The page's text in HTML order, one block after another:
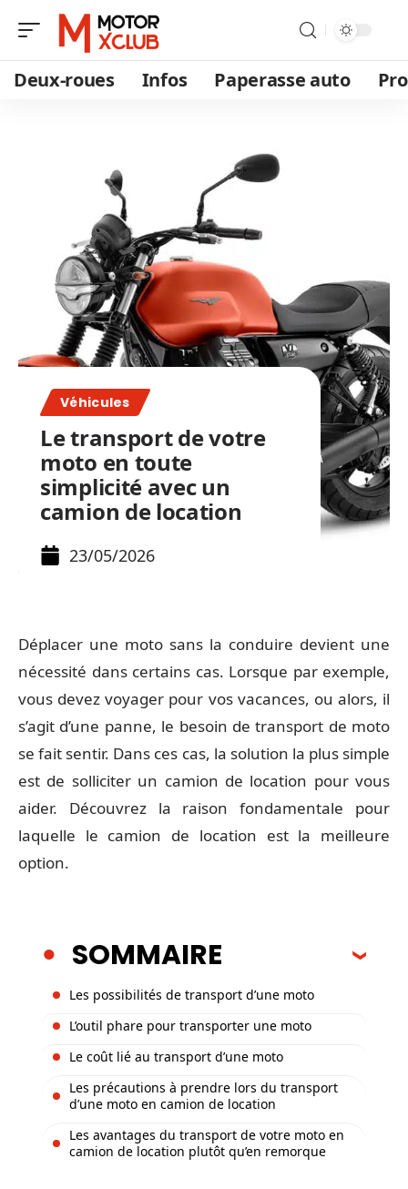
Deux-roues Infos Paperasse auto
Véhicules
Le transport de votre
moto en toute
simplicité avec un
camion de location
23/05/2026
Déplacer une moto sans la conduire devient une
nécessité dans certains cas. Lorsque par exemple,
vous devez voyager pour vos vacances, ou alors, il
s’agit d’une panne, le besoin de transport de moto
se fait sentir. Dans ces cas, la solution la plus simple
est de solliciter un camion de location pour vous
aider. Découvrez la raison fondamentale pour
laquelle le camion de location est la meilleure
option.
SOMMAIRE
Les possibilités de transport d’une moto
L’outil phare pour transporter une moto
Le coût lié au transport d’une moto
Les précautions à prendre lors du transport
d’une moto en camion de location
Les avantages du transport de votre moto en
camion de location plutôt qu’en remorque